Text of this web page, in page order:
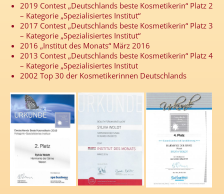
2019 Contest „Deutschlands beste Kosmetikerin“ Platz 2
– Kategorie „Spezialisiertes Institut“
2017 Contest „Deutschlands beste Kosmetikerin“ Platz 3
– Kategorie „Spezialisiertes Institut“
2016 „Institut des Monats“ März 2016
2013 Contest „Deutschlands beste Kosmetikerin“ Platz 4
– Kategorie „Spezialisiertes Institut
2002 Top 30 der Kosmetikerinnen Deutschlands